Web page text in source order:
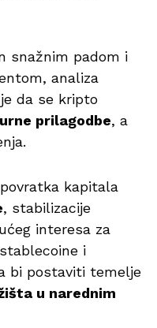
snažnim padom i
analiza
da se kripto
prilagodbe, a
kapitala
, stabilizacije
interesa za
i
bi postaviti temelje
u narednim